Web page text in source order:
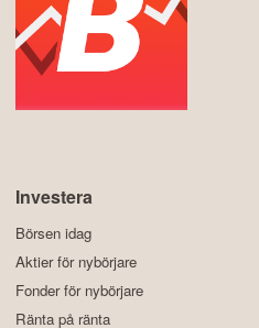
Investera
Börsen idag
Aktier för nybörjare
Fonder för nybörjare
Ränta på ränta